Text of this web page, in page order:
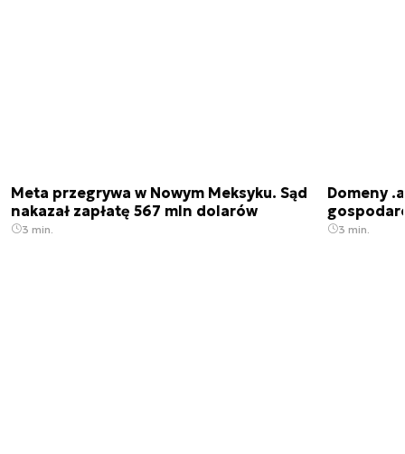
Meta przegrywa w Nowym Meksyku. Sąd
nakazał zapłatę 567 mln dolarów
3 min.
Domeny
3 min.